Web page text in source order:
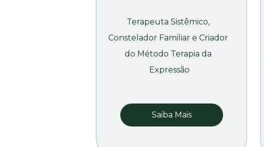
Terapeuta Sistêmico,
Constelador Familiar e Criador
do Método Terapia da
Expressão
Saiba Mais